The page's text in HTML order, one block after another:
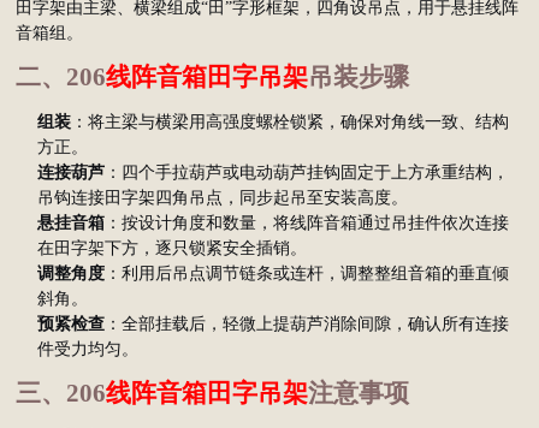
田字架由主梁、横梁组成“田”字形框架，四角设吊点，用于悬挂线阵
音箱组。
二、206线阵音箱田字吊架吊装步骤
组装 ：将主梁与横梁用高强度螺栓锁紧，确保对角线一致、结构
方正。
连接葫芦 ：四个手拉葫芦或电动葫芦挂钩固定于上方承重结构，
吊钩连接田字架四角吊点，同步起吊至安装高度。
悬挂音箱 ：按设计角度和数量，将线阵音箱通过吊挂件依次连接
在田字架下方，逐只锁紧安全插销。
调整角度 ：利用后吊点调节链条或连杆，调整整组音箱的垂直倾
斜角。
预紧检查 ：全部挂载后，轻微上提葫芦消除间隙，确认所有连接
件受力均匀。
三、206线阵音箱田字吊架注意事项